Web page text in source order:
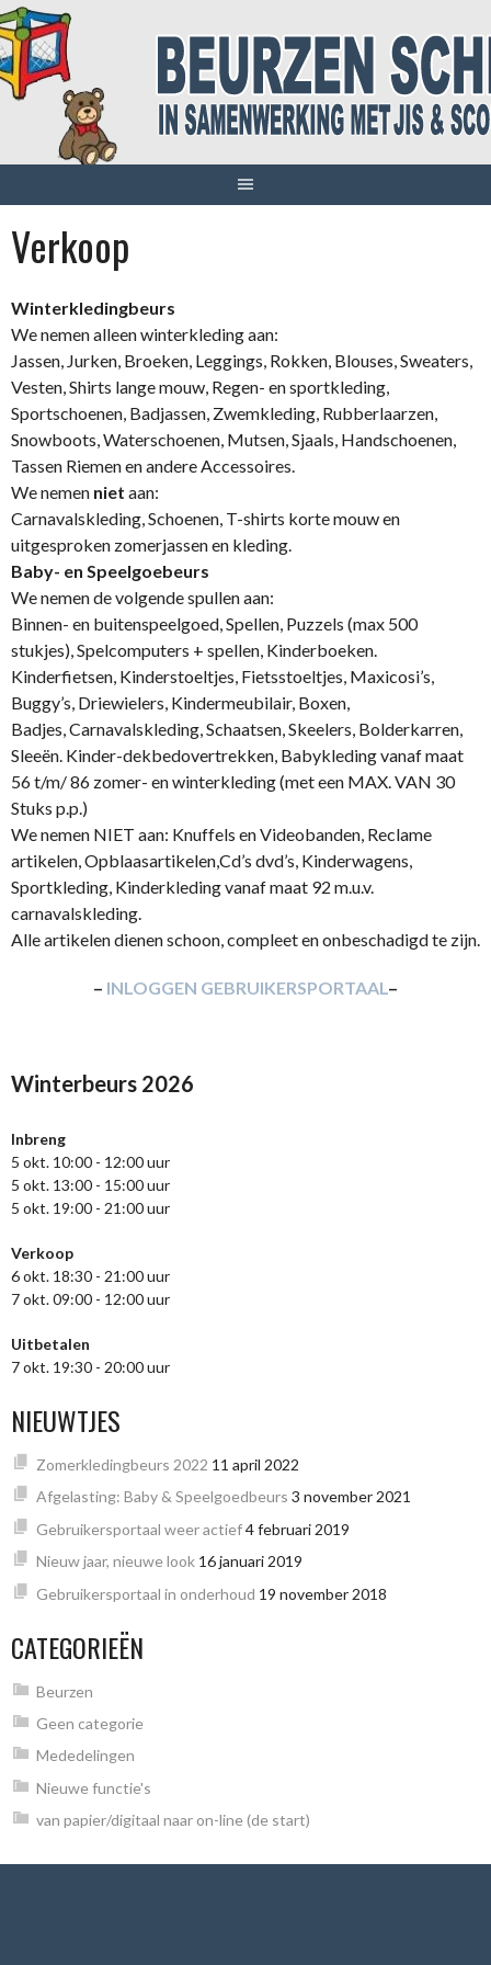
Spring
naar
inhoud
Verkoop
Winterkledingbeurs
We nemen alleen winterkleding aan:
Jassen, Jurken, Broeken, Leggings, Rokken, Blouses, Sweaters,
Vesten, Shirts lange mouw, Regen- en sportkleding,
Sportschoenen, Badjassen, Zwemkleding, Rubberlaarzen,
Snowboots, Waterschoenen, Mutsen, Sjaals, Handschoenen,
Tassen Riemen en andere Accessoires.
We nemen niet aan:
Carnavalskleding, Schoenen, T-shirts korte mouw en
uitgesproken zomerjassen en kleding.
Baby- en Speelgoebeurs
We nemen de volgende spullen aan:
Binnen- en buitenspeelgoed, Spellen, Puzzels (max 500
stukjes), Spelcomputers + spellen, Kinderboeken.
Kinderfietsen, Kinderstoeltjes, Fietsstoeltjes, Maxicosi’s,
Buggy’s, Driewielers, Kindermeubilair, Boxen,
Badjes, Carnavalskleding, Schaatsen, Skeelers, Bolderkarren,
Sleeën. Kinder-dekbedovertrekken, Babykleding vanaf maat
56 t/m/ 86 zomer- en winterkleding (met een MAX. VAN 30
Stuks p.p.)
We nemen NIET aan: Knuffels en Videobanden, Reclame
artikelen, Opblaasartikelen,Cd’s dvd’s, Kinderwagens,
Sportkleding, Kinderkleding vanaf maat 92 m.u.v.
carnavalskleding.
Alle artikelen dienen schoon, compleet en onbeschadigd te zijn.
– INLOGGEN GEBRUIKERSPORTAAL–
Winterbeurs 2026
Inbreng
5 okt. 10:00 - 12:00 uur
5 okt. 13:00 - 15:00 uur
5 okt. 19:00 - 21:00 uur
Verkoop
6 okt. 18:30 - 21:00 uur
7 okt. 09:00 - 12:00 uur
Uitbetalen
7 okt. 19:30 - 20:00 uur
NIEUWTJES
Zomerkledingbeurs 2022 11 april 2022
Afgelasting: Baby & Speelgoedbeurs 3 november 2021
Gebruikersportaal weer actief4 februari 2019
Nieuw jaar, nieuwe look 16 januari 2019
Gebruikersportaal in onderhoud 19 november 2018
CATEGORIEËN
Beurzen
Geen categorie
Mededelingen
Nieuwe functie's
van papier/digitaal naar on-line (de start)